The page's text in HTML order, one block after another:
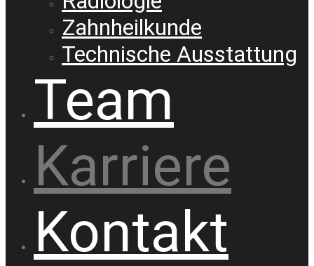
Zahnheilkunde
Technische Ausstattung
Team
Karriere
Kontakt